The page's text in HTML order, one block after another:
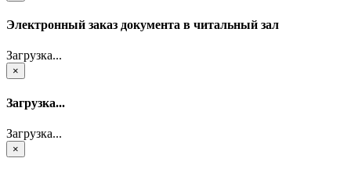
Электронный заказ документа в читальный зал
Загрузка...
×
Загрузка...
Загрузка...
×